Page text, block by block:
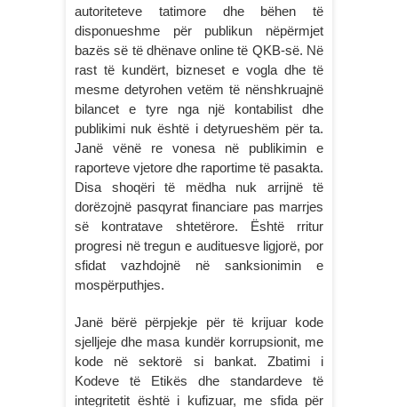
autoriteteve tatimore dhe bëhen të
disponueshme për publikun nëpërmjet
bazës së të dhënave online të QKB-së. Në
rast të kundërt, bizneset e vogla dhe të
mesme detyrohen vetëm të nënshkruajnë
bilancet e tyre nga një kontabilist dhe
publikimi nuk është i detyrueshëm për ta.
Janë vënë re vonesa në publikimin e
raporteve vjetore dhe raportime të pasakta.
Disa shoqëri të mëdha nuk arrijnë të
dorëzojnë pasqyrat financiare pas marrjes
së kontratave shtetërore. Është rritur
progresi në tregun e audituesve ligjorë, por
sfidat vazhdojnë në sanksionimin e
mospërputhjes.
Janë bërë përpjekje për të krijuar kode
sjelljeje dhe masa kundër korrupsionit, me
kode në sektorë si bankat. Zbatimi i
Kodeve të Etikës dhe standardeve të
integritetit është i kufizuar, me sfida për